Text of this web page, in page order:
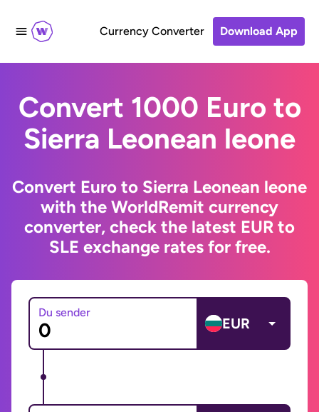
Currency Converter Download App
Convert 1000 Euro to
Sierra Leonean leone
Convert Euro to Sierra Leonean leone
with the WorldRemit currency
converter, check the latest EUR to
SLE exchange rates for free.
Du sender
EUR